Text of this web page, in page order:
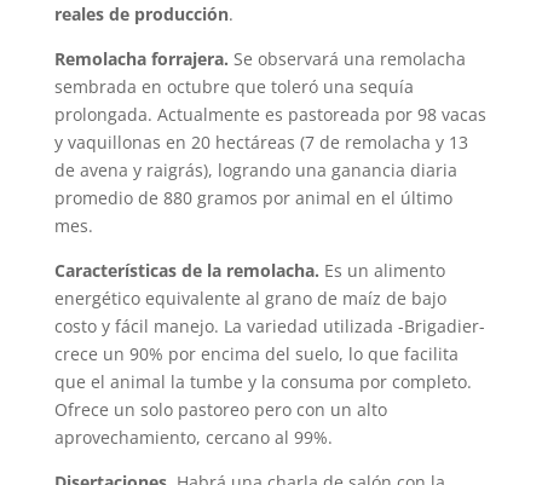
reales de producción.
Remolacha forrajera. Se observará una remolacha
sembrada en octubre que toleró una sequía
prolongada. Actualmente es pastoreada por 98 vacas
y vaquillonas en 20 hectáreas (7 de remolacha y 13
de avena y raigrás), logrando una ganancia diaria
promedio de 880 gramos por animal en el último
mes.
Características de la remolacha. Es un alimento
energético equivalente al grano de maíz de bajo
costo y fácil manejo. La variedad utilizada -Brigadier-
crece un 90% por encima del suelo, lo que facilita
que el animal la tumbe y la consuma por completo.
Ofrece un solo pastoreo pero con un alto
aprovechamiento, cercano al 99%.